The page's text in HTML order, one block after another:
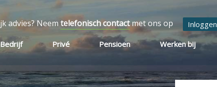
advies? Neem telefonisch contactmet ons op Inloggen
Bedrijf Privé Pensioen Werken bij